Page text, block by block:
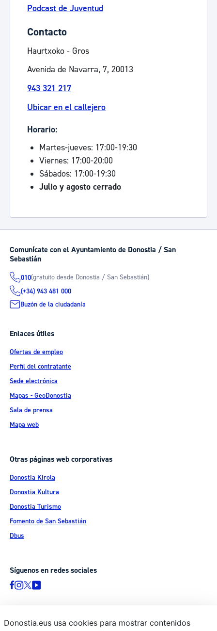
Podcast de Juventud
Contacto
Haurtxoko - Gros
Avenida de Navarra, 7, 20013
943 321 217
Ubicar en el callejero
Horario:
Martes-jueves: 17:00-19:30
Viernes: 17:00-20:00
Sábados: 17:00-19:30
Julio y agosto cerrado
Comunícate con el Ayuntamiento de Donostia / San
Sebastián
010(gratuito desde Donostia / San Sebastián)
(+34) 943 481 000
Buzón de la ciudadanía
Enlaces útiles
Ofertas de empleo
Perfil del contratante
Sede electrónica
Mapas - GeoDonostia
Sala de prensa
Mapa web
Otras páginas web corporativas
Donostia Kirola
Donostia Kultura
Donostia Turismo
Fomento de San Sebastián
Dbus
Síguenos en redes sociales
Donostia.eus usa cookies para mostrar contenidos